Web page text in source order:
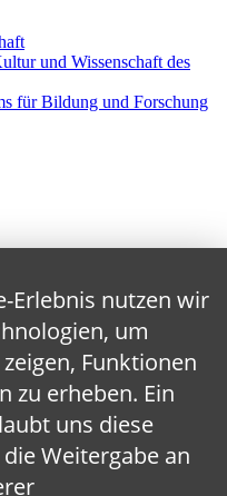
Erlebnis nutzen wir
um
Funktionen
zu erheben. Ein
uns diese
Weitergabe an